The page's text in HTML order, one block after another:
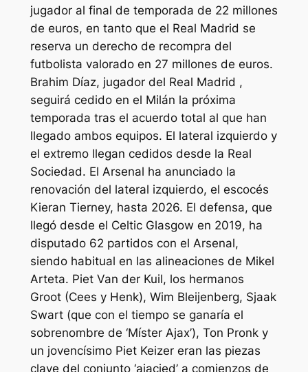
jugador al final de temporada de 22 millones
de euros, en tanto que el Real Madrid se
reserva un derecho de recompra del
futbolista valorado en 27 millones de euros.
Brahim Díaz, jugador del Real Madrid ,
seguirá cedido en el Milán la próxima
temporada tras el acuerdo total al que han
llegado ambos equipos. El lateral izquierdo y
el extremo llegan cedidos desde la Real
Sociedad. El Arsenal ha anunciado la
renovación del lateral izquierdo, el escocés
Kieran Tierney, hasta 2026. El defensa, que
llegó desde el Celtic Glasgow en 2019, ha
disputado 62 partidos con el Arsenal,
siendo habitual en las alineaciones de Mikel
Arteta. Piet Van der Kuil, los hermanos
Groot (Cees y Henk), Wim Bleijenberg, Sjaak
Swart (que con el tiempo se ganaría el
sobrenombre de ‘Míster Ajax’), Ton Pronk y
un jovencísimo Piet Keizer eran las piezas
clave del conjunto ‘ajacied’ a comienzos de